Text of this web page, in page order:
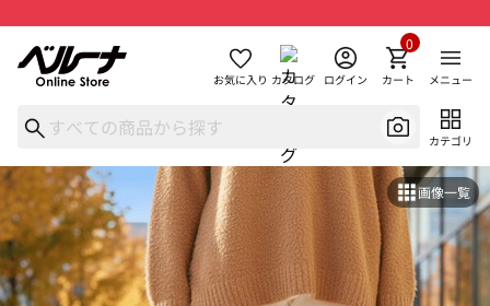
お気に入り カタログ ログイン カート
0
メニュー
カテゴリ
画像一覧